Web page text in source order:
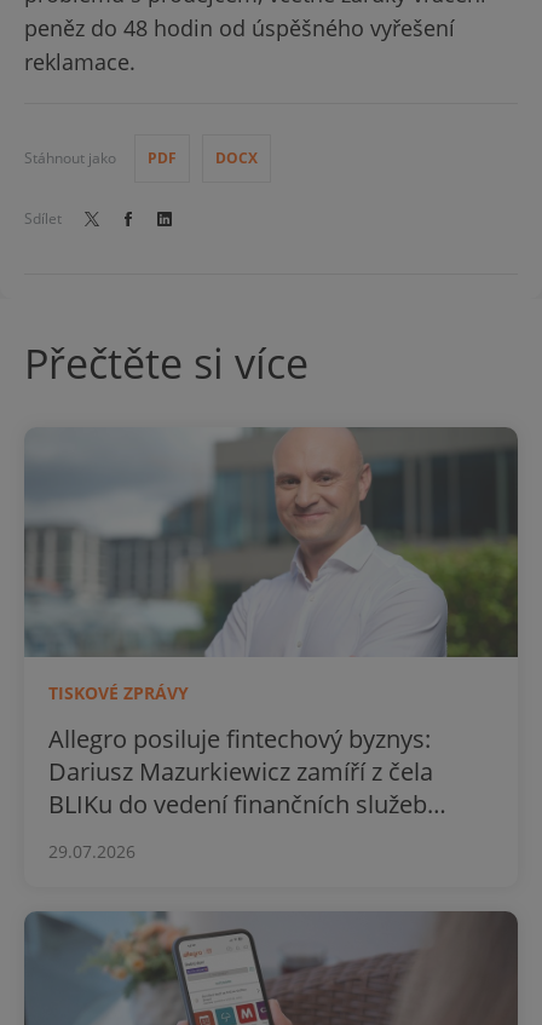
peněz do 48 hodin od úspěšného vyřešení
reklamace.
Stáhnout jako PDF DOCX
Sdílet
Přečtěte si více
TISKOVÉ ZPRÁVY
Allegro posiluje fintechový byznys:
Dariusz Mazurkiewicz zamíří z čela
BLIKu do vedení finančních služeb
29.07.2026